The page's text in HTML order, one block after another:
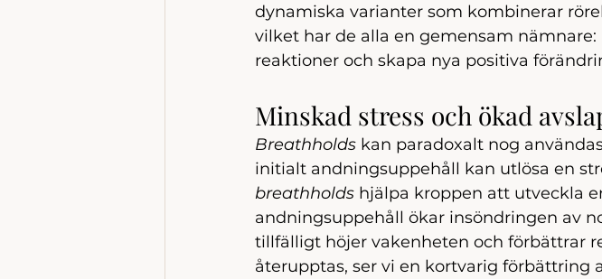
dynamiska varianter som kombinerar
vilket har de alla en gemensam
reaktioner och skapa nya positiva
Minskad stress och ökad
Breathholds kan paradoxalt nog
initialt andningsuppehåll kan utlösa en
breathholds hjälpa kroppen att utveckla
andningsuppehåll ökar insöndringen av
tillfälligt höjer vakenheten och förbättrar
återupptas, ser vi en kortvarig förbättring